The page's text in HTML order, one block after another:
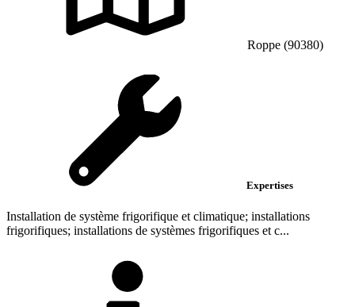
Roppe (90380)
Expertises
Installation de système frigorifique et climatique; installations
frigorifiques; installations de systèmes frigorifiques et c...